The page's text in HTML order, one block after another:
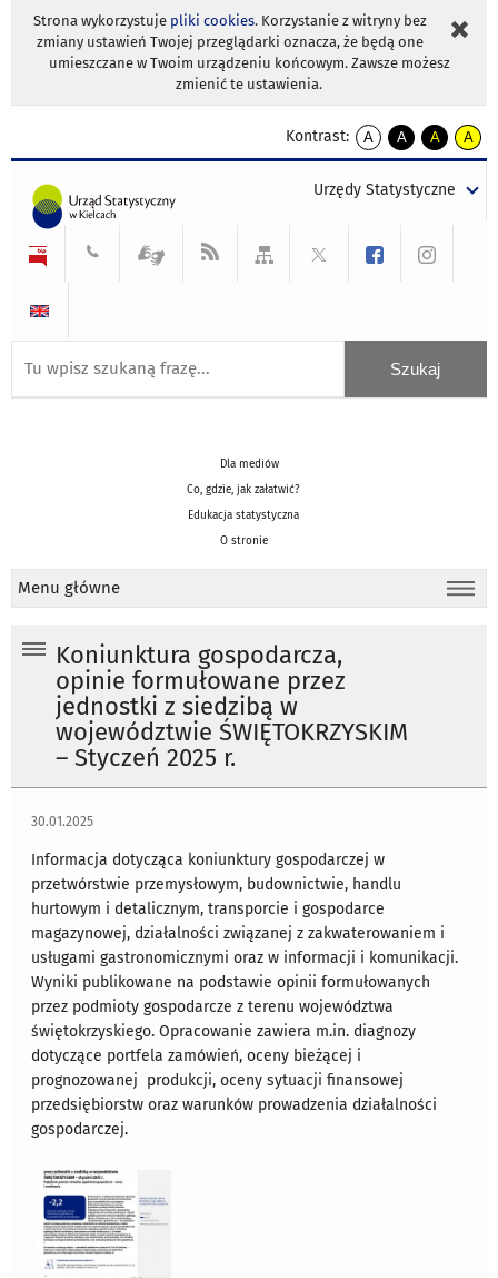
Strona wykorzystuje pliki cookies. Korzystanie z witryny bez
zmiany ustawień Twojej przeglądarki oznacza, że będą one
umieszczane w Twoim urządzeniu końcowym. Zawsze możesz
zmienić te ustawienia.
Kontrast:
A
kontrast
A
kontrast
tekst
czarnym
A
kontrast
tekst
czarnym
A
tekst
żółtym
Urzędy Statystyczne
Dla mediów
Co, gdzie, jak załatwić?
Edukacja statystyczna
O stronie
Menu główne
Koniunktura gospodarcza,
opinie formułowane przez
jednostki z siedzibą w
województwie ŚWIĘTOKRZYSKIM
– Styczeń 2025 r.
30.01.2025
Informacja dotycząca koniunktury gospodarczej w
przetwórstwie przemysłowym, budownictwie, handlu
hurtowym i detalicznym, transporcie i gospodarce
magazynowej, działalności związanej z zakwaterowaniem i
usługami gastronomicznymi oraz w informacji i komunikacji.
Wyniki publikowane na podstawie opinii formułowanych
przez podmioty gospodarcze z terenu województwa
świętokrzyskiego. Opracowanie zawiera m.in. diagnozy
dotyczące portfela zamówień, oceny bieżącej i
prognozowanej produkcji, oceny sytuacji finansowej
przedsiębiorstw oraz warunków prowadzenia działalności
gospodarczej.